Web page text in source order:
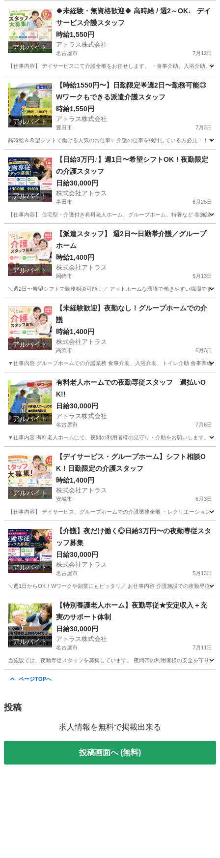
アルバイト
🍀未経験・無資格歓迎🍀 高時給 / 週2～OK♩ デイ
サービス介護スタッフ
時給1,550円
アトラス株式会社
名古屋市 7月12日
【仕事内容】 デイサービスにて介護全般をお任せします。 ・食事介助、入浴介助、
介護 スタッフ
アルバイト
【時給1550円〜】日勤限定🌟週2日〜勤務可能◎
Wワークもできる派遣介護スタッフ
時給1,550円
アトラス株式会社
豊田市 7月3日
高時給＆希望シフトで働ける人気のお仕事✨ 介護の仕事を検討している方必見！！
介護士 愛知 安城市 介護士 時給
アルバイト
【日給3万円♪】週1日〜希望シフトOK！夜勤限定
の介護スタッフ
日給30,000円
株式会社アトラス
半田市 6月25日
【仕事内容】 住宅型・介護付き有料老人ホーム、グループホーム、特養など 各施設
介護士 スタッフ
アルバイト
【派遣スタッフ】 週2日〜日勤帯介護／グループ
ホーム
時給1,400円
株式会社アトラス
岡崎市 5月13日
＼週2日〜希望シフトで勤務相談可能！／ アットホームな環境で働きやすい職場です
介護 時給
アルバイト
【未経験歓迎】夜勤なし！グループホームでの介
護
時給1,400円
株式会社アトラス
高浜市 6月3日
▼仕事内容 グループホームでの介護業務 食事介助、入浴介助、トイレ介助 食事準備
介護士 時給
アルバイト
有料老人ホームでの夜勤専従スタッフ 週払いO
K!!
日給30,000円
アトラス株式会社
名古屋市 7月6日
▼仕事内容 有料老人ホームにて、夜間の利用者様の見守り・介助をお願いします。
介護 愛知 名古屋市 介護 スタッフ
アルバイト
【デイサービス・グループホーム】シフト相談O
K！日勤限定の介護スタッフ
時給1,400円
株式会社アトラス
安城市 6月3日
【仕事内容】 デイサービス、グループホームでの介護業務全般 ・レクリエーション
介護士 時給
アルバイト
【介護】夜だけ働く◎日給3万円〜の夜勤専従スタ
ッフ募集
日給30,000円
株式会社アトラス
名古屋市 5月13日
＼週1日からOK！Wワークや副業にもピッタリ／ お仕事内容 介護施設での夜勤専従
介護士 スタッフ
アルバイト
【特別養護老人ホーム】夜勤専従★安定収入＋充
実のサポート体制
日給30,000円
アトラス株式会社
名古屋市 7月11日
当施設では、夜勤専従スタッフを募集しています。 夜間帯の利用者様の安全を守り
ページTOPへ
投稿
求人情報を無料で掲載出来る
投稿画面へ (無料)